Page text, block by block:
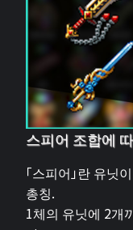
스피어 조합에
「스피어」란 유
총칭.
1체의 유닛에 2개